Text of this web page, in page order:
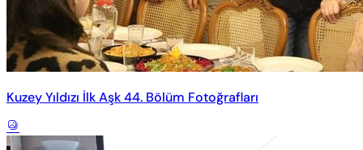
Kuzey Yıldızı İlk Aşk 44. Bölüm Fotoğrafları